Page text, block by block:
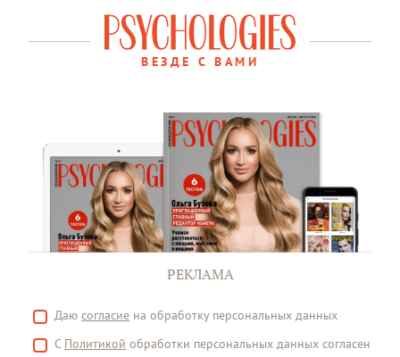
ВЕЗДЕ С ВАМИ
РЕКЛАМА
Даю согласие на обработку персональных данных
С Политикой обработки персональных данных согласен